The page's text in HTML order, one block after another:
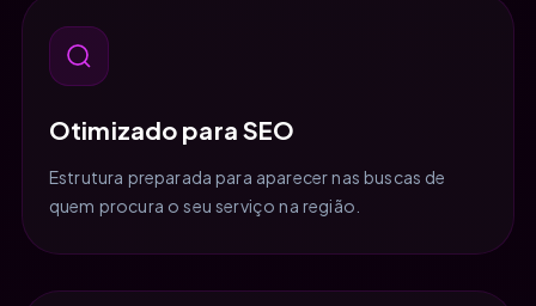
Otimizado para SEO
Estrutura preparada para aparecer nas buscas de
quem procura o seu serviço na região.